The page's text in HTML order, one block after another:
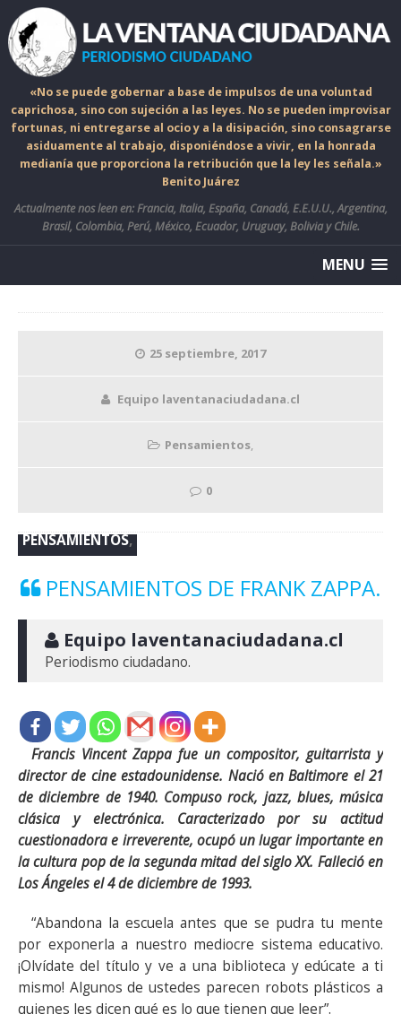
«No se puede gobernar a base de impulsos de una voluntad
caprichosa, sino con sujeción a las leyes. No se pueden improvisar
fortunas, ni entregarse al ocio y a la disipación, sino consagrarse
asiduamente al trabajo, disponiéndose a vivir, en la honrada
medianía que proporciona la retribución que la ley les señala.»
Benito Juárez
Actualmente nos leen en: Francia, Italia, España, Canadá, E.E.U.U., Argentina,
Brasil, Colombia, Perú, México, Ecuador, Uruguay, Bolivia y Chile.
MENU
25 septiembre, 2017
Equipo laventanaciudadana.cl
Pensamientos,
0
PENSAMIENTOS,
PENSAMIENTOS DE FRANK ZAPPA.
Equipo laventanaciudadana.cl
Periodismo ciudadano.
Francis Vincent Zappa fue un compositor, guitarrista y
director de cine estadounidense. Nació en Baltimore el 21
de diciembre de 1940. Compuso rock, jazz, blues, música
clásica y electrónica. Caracterizado por su actitud
cuestionadora e irreverente, ocupó un lugar importante en
la cultura pop de la segunda mitad del siglo XX. Falleció en
Los Ángeles el 4 de diciembre de 1993.
“Abandona la escuela antes que se pudra tu mente
por exponerla a nuestro mediocre sistema educativo.
¡Olvídate del título y ve a una biblioteca y edúcate a ti
mismo! Algunos de ustedes parecen robots plásticos a
quienes les dicen qué es lo que tienen que leer”.